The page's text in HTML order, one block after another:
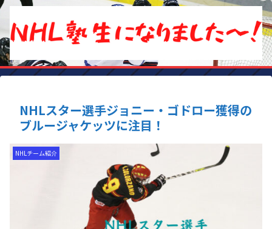
NHLスター選手ジョニー・ゴドロー獲得の
ブルージャケッツに注目！
NHLチーム紹介